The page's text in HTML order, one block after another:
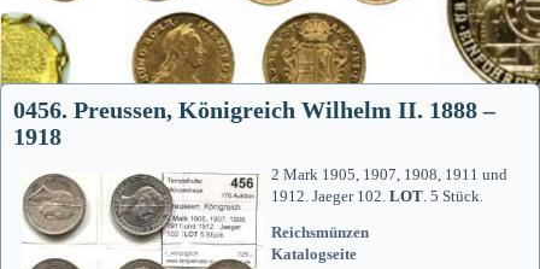
0456. Preussen, Königreich Wilhelm II. 1888 –
1918
2 Mark 1905, 1907, 1908, 1911 und
1912. Jaeger 102. LOT. 5 Stück.
Reichsmünzen
Katalogseite